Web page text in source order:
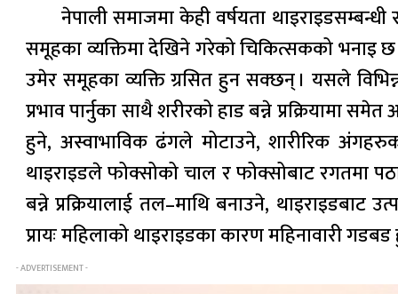
नेपाली समाजमा केही वर्षयता
समूहका व्यक्तिमा देखिने गरेको चिकित्सकको भनाइ
उमेर समूहका व्यक्ति ग्रसित हुन सक्छन् । यसले
प्रभाव पार्नुका साथै शरीरको हाड बन्ने प्रक्रियामा
हुने, अस्वाभाविक ढंगले मोटाउने, शारीरिक
थाइराइडले फोक्सोको चाल र फोक्सोबाट रगतमा
बन्ने प्रक्रियालाई तल–माथि बनाउने, थाइराइडबाट
प्रायः महिलाको थाइराइडका कारण महिनावारी
- ADVERTISEMENT -